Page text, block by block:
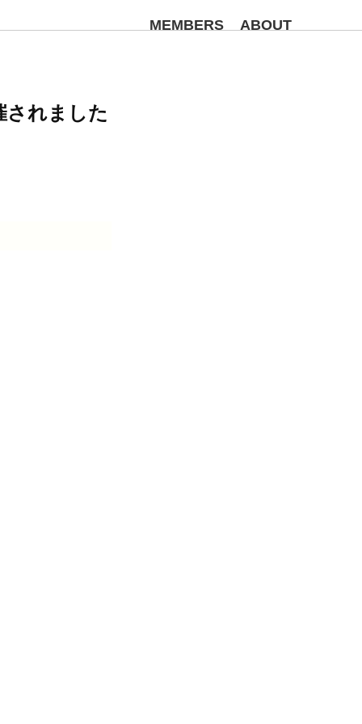
MEMBERS ABOUT
されました